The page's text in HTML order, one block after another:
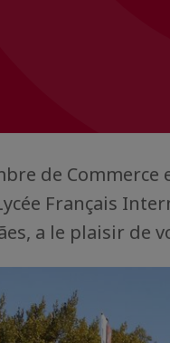
de
Français
a le plaisir de